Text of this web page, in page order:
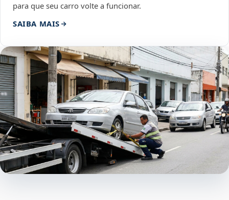
para que seu carro volte a funcionar.
SAIBA MAIS